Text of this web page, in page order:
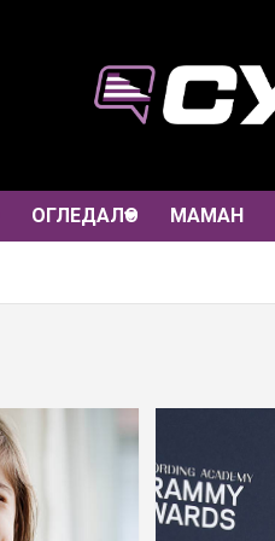
ОГЛЕДАЛО МАМАН